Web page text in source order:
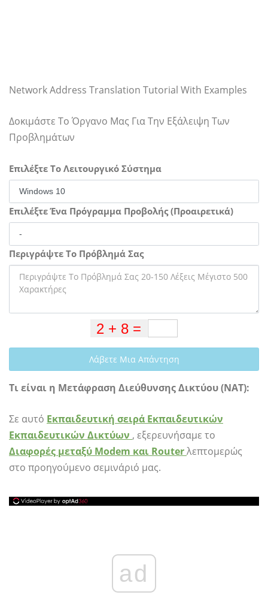
Network Address Translation Tutorial With Examples
Δοκιμάστε Το Όργανο Μας Για Την Εξάλειψη Των
Προβλημάτων
Επιλέξτε Το Λειτουργικό Σύστημα
Επιλέξτε Ένα Πρόγραμμα Προβολής (Προαιρετικά)
Περιγράψτε Το Πρόβλημά Σας
Λάβετε Μια Απάντηση
Τι είναι η Μετάφραση Διεύθυνσης Δικτύου (NAT):
Σε αυτό Εκπαιδευτική σειρά Εκπαιδευτικών
Εκπαιδευτικών Δικτύων , εξερευνήσαμε το
Διαφορές μεταξύ Modem και Routerλεπτομερώς
στο προηγούμενο σεμινάριό μας.
ad